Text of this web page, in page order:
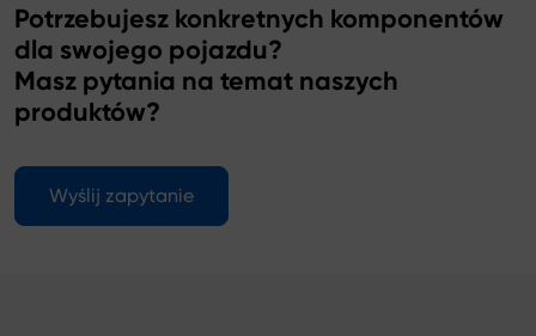
Potrzebujesz konkretnych komponentów
dla swojego pojazdu?
Masz pytania na temat naszych
produktów?
Wyślij zapytanie